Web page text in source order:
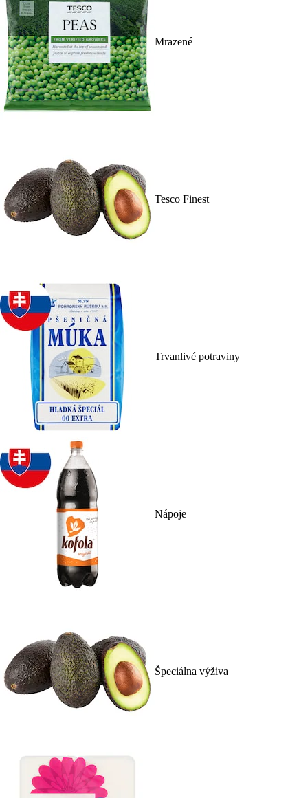
Mrazené
Tesco Finest
Trvanlivé potraviny
Nápoje
Špeciálna výživa